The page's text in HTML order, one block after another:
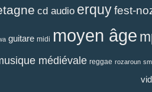
cd audio erquyfest-
guitare midi moyen âge
médiévale reggae rozaroun